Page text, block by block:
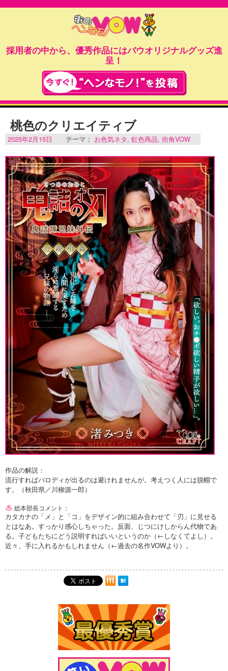
採用者の中から、優秀作品にはバウオリジナルグッズ進
呈！
桃色のクリエイティブ
2025年2月15日 テーマ： お色気ネタ, 虹色商品, 街角VOW
作品の解説：
流行すればパロディが出るのは避けれませんが。考えつく人には脱帽で
す。（秋田県／川柳源一郎）
総本部長コメント：
カタカナの「メ」と「コ」をデザイン的に組み合わせて「刃」に見せる
とはなあ。すっかり感心しちゃった。反面、じつにけしからん代物であ
る。子どもたちにどう説明すればいいというのか（←しなくてよし）。
近々、手に入れるかもしれません（←過去の名作VOWより）。